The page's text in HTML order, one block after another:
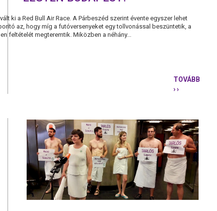
ki a Red Bull Air Race. A Párbeszéd szerint évente egyszer lehet
az, hogy míg a futóversenyeket egy tollvonással beszüntetik, a
feltételét megteremtik. Miközben a néhány...
TOVÁBB
› ›
LEGYEN
BUDAPEST!